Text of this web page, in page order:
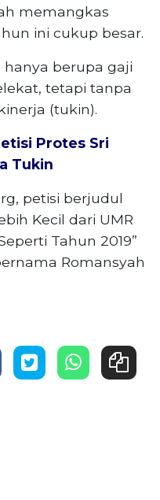
memangkas
ini cukup besar.
hanya berupa gaji
tetapi tanpa
(tukin).
Protes Sri
Tukin
petisi berjudul
Kecil dari UMR
Tahun 2019”
Romansyah